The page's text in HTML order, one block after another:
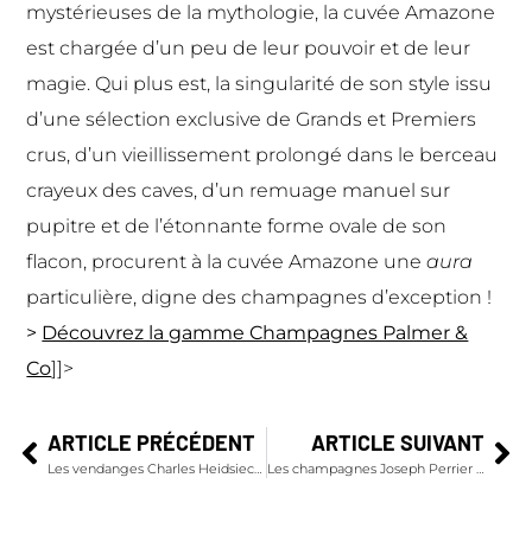
mystérieuses de la mythologie, la cuvée Amazone
est chargée d’un peu de leur pouvoir et de leur
magie. Qui plus est, la singularité de son style issu
d’une sélection exclusive de Grands et Premiers
crus, d’un vieillissement prolongé dans le berceau
crayeux des caves, d’un remuage manuel sur
pupitre et de l’étonnante forme ovale de son
flacon, procurent à la cuvée Amazone uneaura
particulière, digne des champagnes d’exception !
> Découvrez la gamme Champagnes Palmer &
Co]]>
ARTICLE PRÉCÉDENT
Les vendanges Charles Heidsieck par Cyril Brun
ARTICLE SUIVANT
Les champagnes Joseph Perrier fêtent la rentrée au Ritz Paris